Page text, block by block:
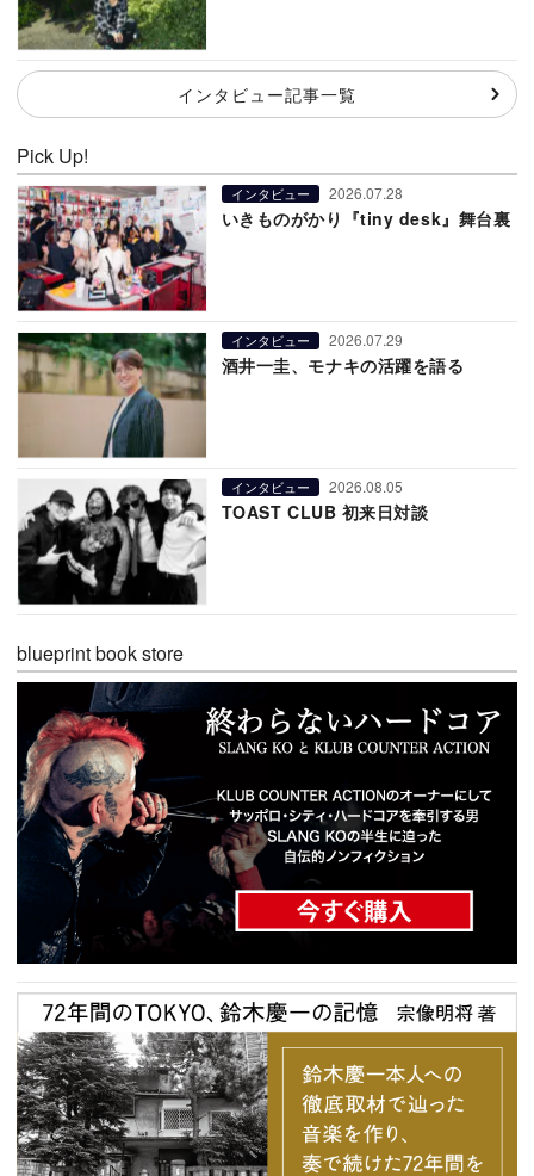
インタビュー記事一覧
Pick Up!
インタビュー 2026.07.28
いきものがかり『tiny desk』舞台裏
インタビュー 2026.07.29
酒井一圭、モナキの活躍を語る
インタビュー 2026.08.05
TOAST CLUB 初来日対談
blueprint book store